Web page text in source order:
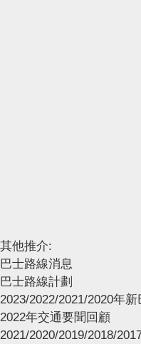
其他推介:
巴士路線消息
巴士路線計劃
2023/2022/2021/2020年
2022年交通要聞回顧
2021/2020/2019/2018/